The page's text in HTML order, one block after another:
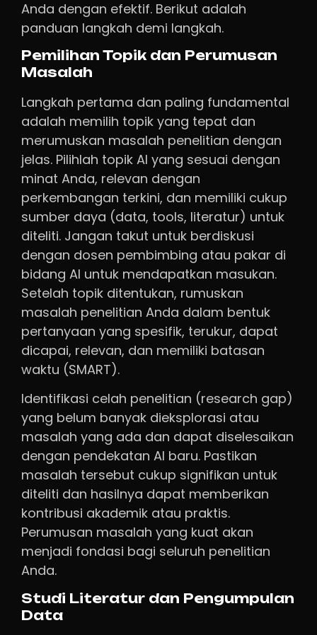
Anda dengan efektif. Berikut adalah
panduan langkah demi langkah.
Pemilihan Topik dan Perumusan
Masalah
Langkah pertama dan paling fundamental
adalah memilih topik yang tepat dan
merumuskan masalah penelitian dengan
jelas. Pilihlah topik AI yang sesuai dengan
minat Anda, relevan dengan
perkembangan terkini, dan memiliki cukup
sumber daya (data, tools, literatur) untuk
diteliti. Jangan takut untuk berdiskusi
dengan dosen pembimbing atau pakar di
bidang AI untuk mendapatkan masukan.
Setelah topik ditentukan, rumuskan
masalah penelitian Anda dalam bentuk
pertanyaan yang spesifik, terukur, dapat
dicapai, relevan, dan memiliki batasan
waktu (SMART).
Identifikasi celah penelitian (research gap)
yang belum banyak dieksplorasi atau
masalah yang ada dan dapat diselesaikan
dengan pendekatan AI baru. Pastikan
masalah tersebut cukup signifikan untuk
diteliti dan hasilnya dapat memberikan
kontribusi akademik atau praktis.
Perumusan masalah yang kuat akan
menjadi fondasi bagi seluruh penelitian
Anda.
Studi Literatur dan Pengumpulan
Data